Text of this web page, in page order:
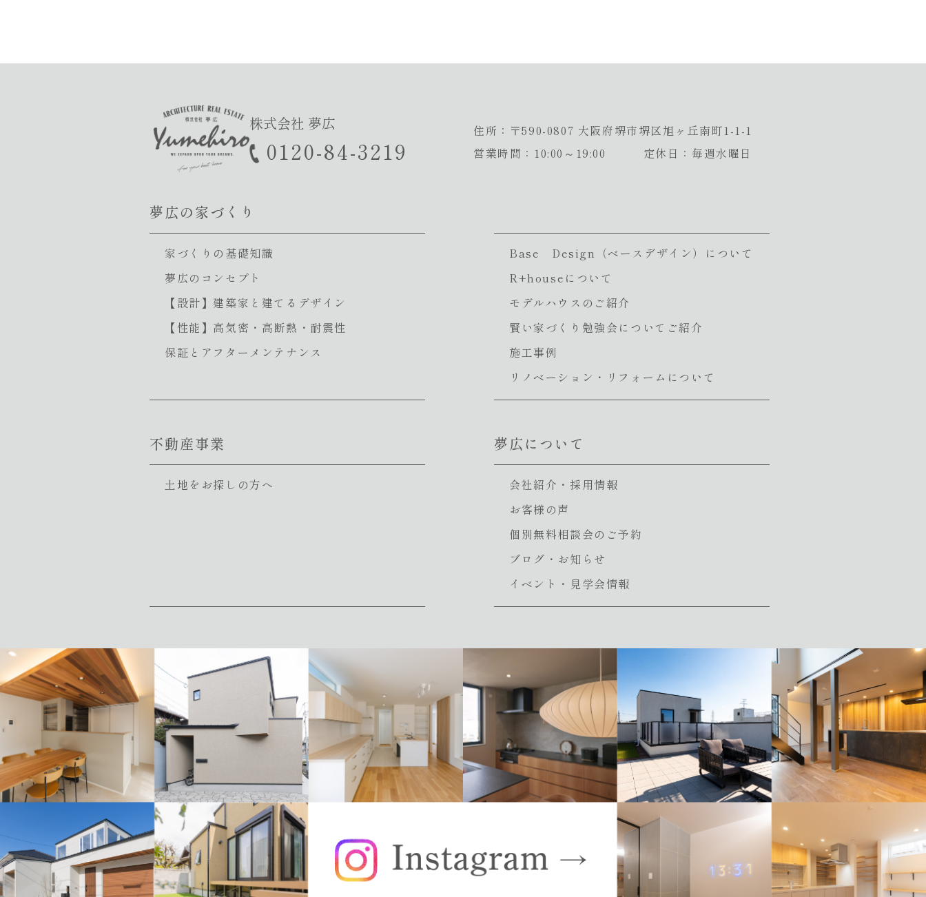
株式会社 夢広
0120-84-3219
住所：〒590-0807 大阪府堺市堺区旭ヶ丘南町1-1-1
営業時間：10:00～19:00
定休日：毎週水曜日
夢広の家づくり
家づくりの基礎知識
夢広のコンセプト
【設計】建築家と建てるデザイン
【性能】高気密・高断熱・耐震性
保証とアフターメンテナンス
Base Design（ベースデザイン）について
R+houseについて
モデルハウスのご紹介
賢い家づくり勉強会についてご紹介
施工事例
リノベーション・リフォームについて
不動産事業
土地をお探しの方へ
夢広について
会社紹介・採用情報
お客様の声
個別無料相談会のご予約
ブログ・お知らせ
イベント・見学会情報